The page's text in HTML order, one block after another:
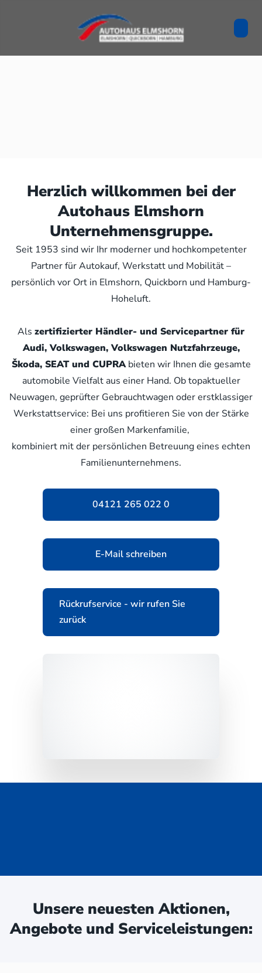
Herzlich willkommen bei der
Autohaus Elmshorn
Unternehmensgruppe.
Seit 1953 sind wir Ihr moderner und hochkompetenter
Partner für Autokauf, Werkstatt und Mobilität –
persönlich vor Ort in Elmshorn, Quickborn und Hamburg-
Hoheluft.
Als zertifizierter Händler- und Servicepartner für
Audi, Volkswagen, Volkswagen Nutzfahrzeuge,
Škoda, SEAT und CUPRAbieten wir Ihnen die gesamte
automobile Vielfalt aus einer Hand. Ob topaktueller
Neuwagen, geprüfter Gebrauchtwagen oder erstklassiger
Werkstattservice: Bei uns profitieren Sie von der Stärke
einer großen Markenfamilie,
kombiniert mit der persönlichen Betreuung eines echten
Familienunternehmens.
04121 265 022 0
E-Mail schreiben
Rückrufservice - wir rufen Sie
zurück
Unsere neuesten Aktionen,
Angebote und Serviceleistungen: